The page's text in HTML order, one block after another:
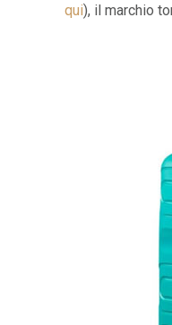
qui), il marchio